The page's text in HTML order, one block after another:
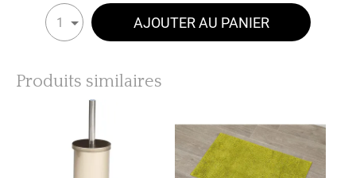
1 AJOUTER AU PANIER
Produits similaires